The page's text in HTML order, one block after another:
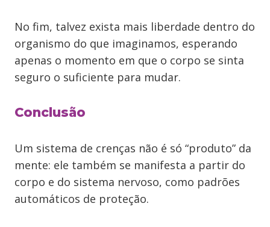
No fim, talvez exista mais liberdade dentro do
organismo do que imaginamos, esperando
apenas o momento em que o corpo se sinta
seguro o suficiente para mudar.
Conclusão
Um sistema de crenças não é só “produto” da
mente: ele também se manifesta a partir do
corpo e do sistema nervoso, como padrões
automáticos de proteção.